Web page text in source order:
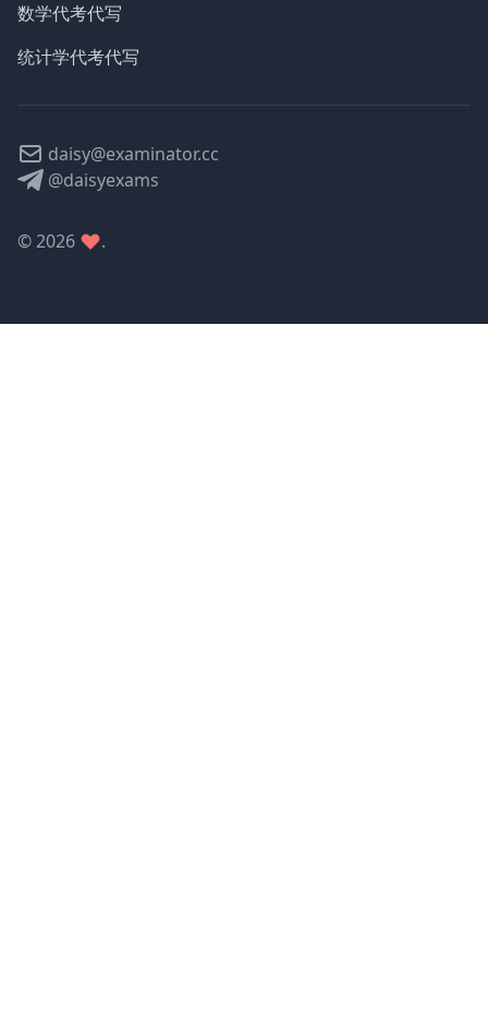
数学代考代写
统计学代考代写
daisy@examinator.cc
@daisyexams
©2026 .